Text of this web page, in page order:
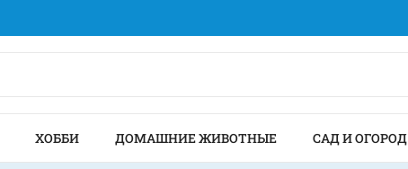
ХОББИ ДОМАШНИЕ ЖИВОТНЫЕ САД И ОГОРОД